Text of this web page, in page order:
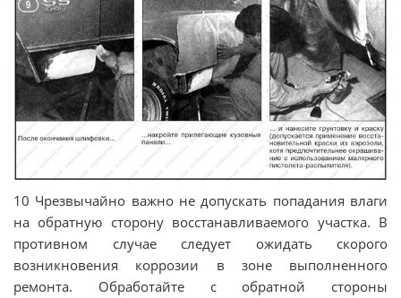
10 Чрезвычайно важно не допускать попадания влаги
на обратную сторону восстанавливаемого участка. В
противном случае следует ожидать скорого
возникновения коррозии в зоне выполненного
ремонта. Обработайте с обратной стороны